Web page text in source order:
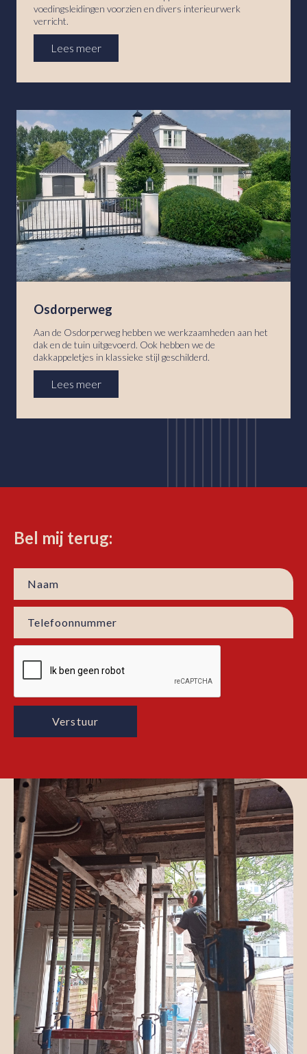
voedingsleidingen voorzien en divers interieurwerk
verricht.
Lees meer
Osdorperweg
Aan de Osdorperweg hebben we werkzaamheden aan het
dak en de tuin uitgevoerd. Ook hebben we de
dakkappeletjes in klassieke stijl geschilderd.
Lees meer
Bel mij terug: